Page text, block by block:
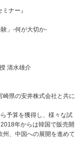
ナー』
」-何が大切か-
清水雄介
県の安井株式会社と共に
予算を獲得し、様々な試
年からは韓国で販売開
、中国への展開を進めて